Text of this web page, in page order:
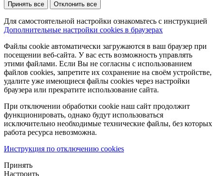
Принять все Отклонить все
Для самостоятельной настройки ознакомьтесь с инструкцией
Дополнительные настройки cookies в браузерах
Файлы cookie автоматически загружаются в ваш браузер при
посещении веб-сайта. У вас есть возможность управлять
этими файлами. Если Вы не согласны с использованием
файлов cookies, запретите их сохранение на своём устройстве,
удалите уже имеющиеся файлы cookies через настройки
браузера или прекратите использование сайта.
При отключении обработки cookie наш сайт продолжит
функционировать, однако будут использоваться
исключительно необходимые технические файлы, без которых
работа ресурса невозможна.
Инструкция по отключению cookies
Принять
Настроить